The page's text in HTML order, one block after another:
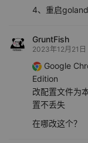
4、重启
GruntFish
2023年12月21日
Google
Edition
改配置文件为
置不丢失
在哪改这个？